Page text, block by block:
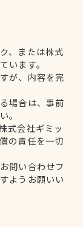
、または株式
います。
が、内容を完
場合は、事前
。
式会社ギミッ
の責任を一切
問い合わせフ
ようお願いい